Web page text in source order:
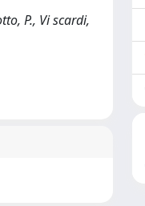
P., Vi scardi,